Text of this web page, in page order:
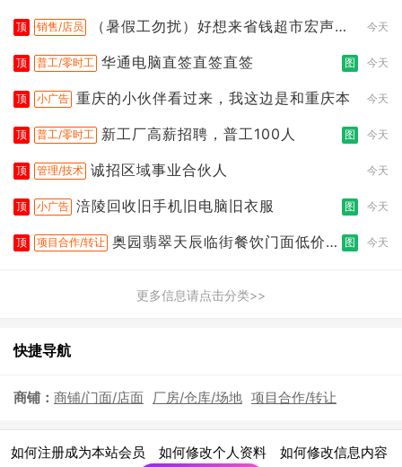
顶 销售/店员
（暑假工勿扰）好想来省钱超市宏声桥
今天
顶 普工/零时工 华通电脑直签直签直签 图 今天
顶 小广告 重庆的小伙伴看过来，我这边是和重庆本 今天
顶 普工/零时工 新工厂高薪招聘，普工100人 图 今天
顶 管理/技术 诚招区域事业合伙人 今天
顶 小广告 涪陵回收旧手机旧电脑旧衣服 图 今天
顶 项目合作/转让 奥园翡翠天辰临街餐饮门面低价转
图 今天
更多信息请点击分类>>
快捷导航
商铺： 商铺/门面/店面 厂房/仓库/场地 项目合作/转让
如何注册成为本站会员 如何修改个人资料 如何修改信息内容